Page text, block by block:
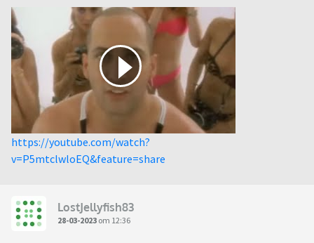
https://youtube.com/watch?
v=P5mtclwloEQ&feature=share
LostJellyfish83
28-03-2023 om 12:36